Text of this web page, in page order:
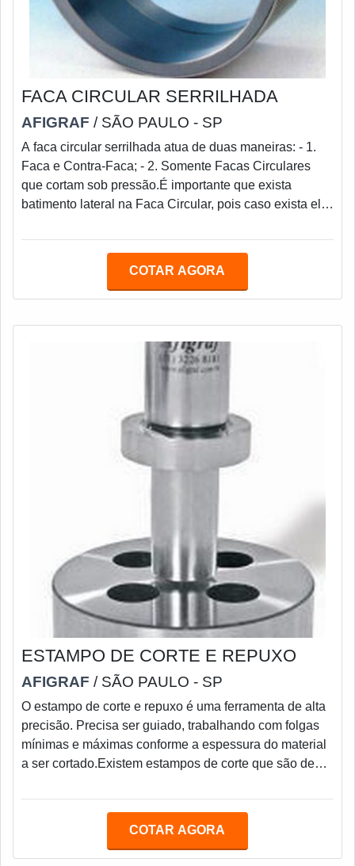
FACA CIRCULAR SERRILHADA
AFIGRAF / SÃO PAULO - SP
A faca circular serrilhada atua de duas maneiras: - 1.
Faca e Contra-Faca; - 2. Somente Facas Circulares
que cortam sob pressão.É importante que exista
batimento lateral na Faca Circular, pois caso exista ela
torto, rebarbas e etc.Quando as facas circulares
além de empenar a peça, revenir (amolecer) seu fio de
COTAR AGORA
ESTAMPO DE CORTE E REPUXO
AFIGRAF / SÃO PAULO - SP
O estampo de corte e repuxo é uma ferramenta de alta
precisão. Precisa ser guiado, trabalhando com folgas
mínimas e máximas conforme a espessura do material
a ser cortado.Existem estampos de corte que são de
estágios.Os estampos podem conter corte, dobra e
ferramental.Como fazer uma solicitação?Fale
COTAR AGORA